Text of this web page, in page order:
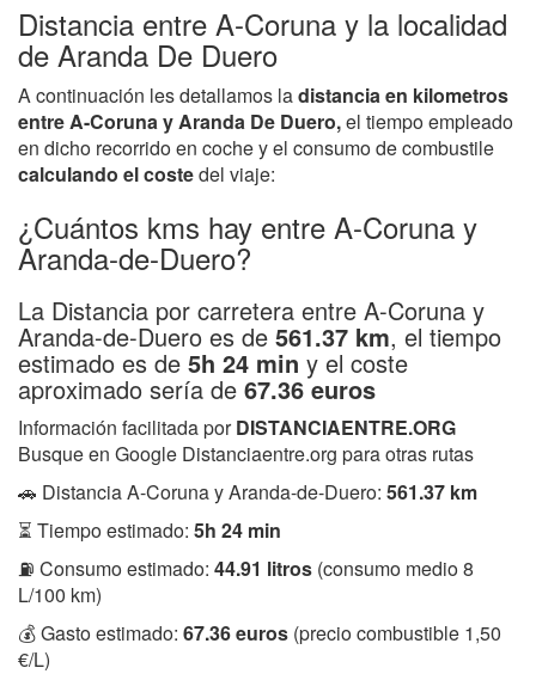
Distancia entre A-Coruna y la localidad
de Aranda De Duero
A continuación les detallamos ladistancia en kilometros
entre A-Coruna y Aranda De Duero,el tiempo empleado
en dicho recorrido en coche y el consumo de combustile
calculando el costedel viaje:
¿Cuántos kms hay entre A-Coruna y
Aranda-de-Duero?
La Distancia por carretera entre A-Coruna y
Aranda-de-Duero es de 561.37 km, el tiempo
estimado es de 5h 24 min y el coste
aproximado sería de 67.36 euros
Información facilitada porDISTANCIAENTRE.ORG
Busque en Google Distanciaentre.org para otras rutas
🚗 Distancia A-Coruna y Aranda-de-Duero: 561.37 km
⏳ Tiempo estimado: 5h 24 min
⛽ Consumo estimado: 44.91 litros (consumo medio 8
L/100 km)
💰 Gasto estimado: 67.36 euros (precio combustible 1,50
€/L)